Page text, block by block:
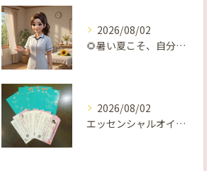
2026/08/02
🌻暑い夏こそ、自分の身体を整える時間を♡
2026/08/02
エッセンシャルオイルプレゼントご当選番号発表 2026年8月